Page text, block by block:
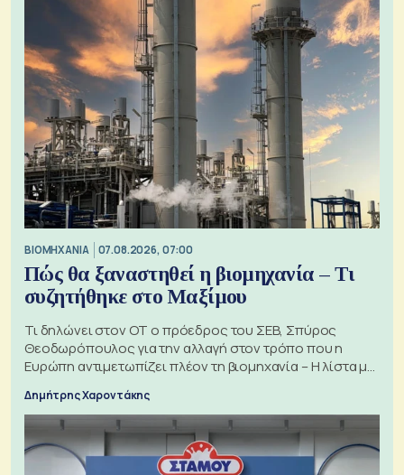
ΒΙΟΜΗΧΑΝΙΑ 07.08.2026, 07:00
Πώς θα ξαναστηθεί η βιομηχανία – Τι
συζητήθηκε στο Μαξίμου
Τι δηλώνει στον ΟΤ ο πρόεδρος του ΣΕΒ, Σπύρος
Θεοδωρόπουλος για την αλλαγή στον τρόπο που η
Ευρώπη αντιμετωπίζει πλέον τη βιομηχανία – Η λίστα με
Δημήτρης Χαροντάκης